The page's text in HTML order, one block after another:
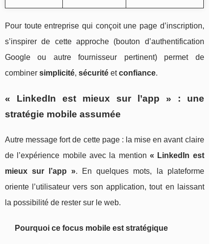
Pour toute entreprise qui conçoit une page d’inscription,
s’inspirer de cette approche (bouton d’authentification
Google ou autre fournisseur pertinent) permet de
combiner simplicité, sécurité etconfiance.
« LinkedIn est mieux sur l’app » : une
stratégie mobile assumée
Autre message fort de cette page : la mise en avant claire
de l’expérience mobile avec la mention « LinkedIn est
mieux sur l’app ». En quelques mots, la plateforme
oriente l’utilisateur vers son application, tout en laissant
la possibilité de rester sur le web.
Pourquoi ce focus mobile est stratégique